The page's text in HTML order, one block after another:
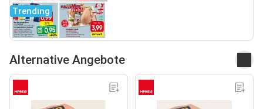
Trending
Alternative Angebote